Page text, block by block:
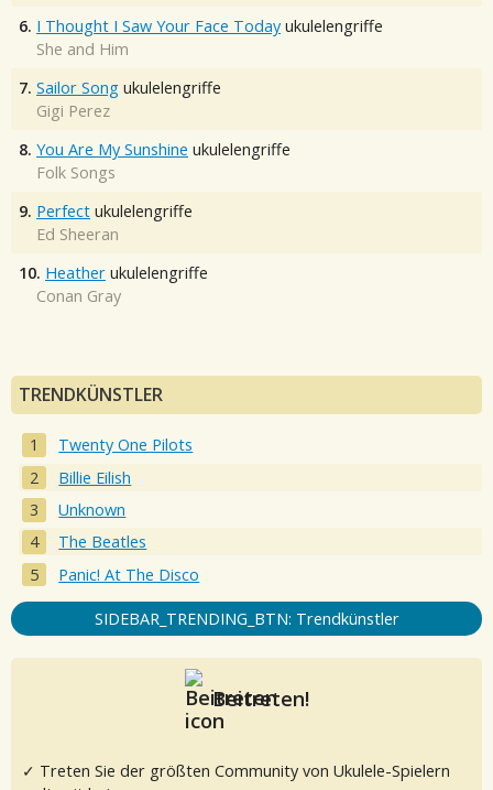
6. I Thought I Saw Your Face Today ukulelengriffe
She and Him
7. Sailor Song ukulelengriffe
Gigi Perez
8. You Are My Sunshine ukulelengriffe
Folk Songs
9. Perfect ukulelengriffe
Ed Sheeran
10. Heather ukulelengriffe
Conan Gray
TRENDKÜNSTLER
Twenty One Pilots
Billie Eilish
Unknown
The Beatles
Panic! At The Disco
SIDEBAR_TRENDING_BTN: Trendkünstler
Beitreten!
✓ Treten Sie der größten Community von Ukulele-Spielern